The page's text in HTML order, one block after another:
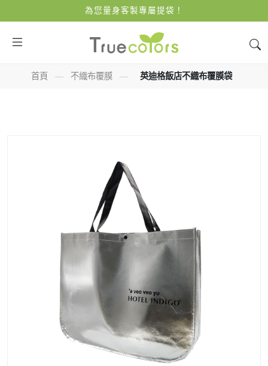
為您量身客製專屬提袋！
首頁 — 不織布覆膜 — 英迪格飯店不織布覆膜袋